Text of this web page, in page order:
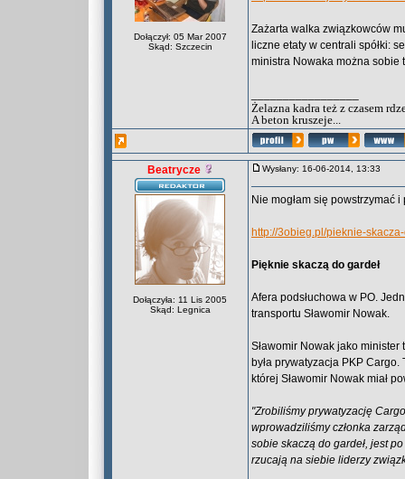
Dołączył: 05 Mar 2007
Skąd: Szczecin
Zażarta walka związkowców
liczne etaty w centrali spółki:
ministra Nowaka można sobie
Żelazna kadra też z czasem
A beton kruszeje...
Beatrycze
Dołączyła: 11 Lis 2005
Skąd: Legnica
Wysłany: 16-06-2014, 13:33
Nie mogłam się powstrzymać i
http://3obieg.pl/pieknie-
Pięknie skaczą do gardeł
Afera podsłuchowa w PO.
transportu Sławomir Nowak.
Sławomir Nowak jako
była prywatyzacja PKP
której Sławomir Nowak miał
"Zrobiliśmy prywatyzację
wprowadziliśmy członka
sobie skaczą do gardeł, jest
rzucają na siebie liderzy